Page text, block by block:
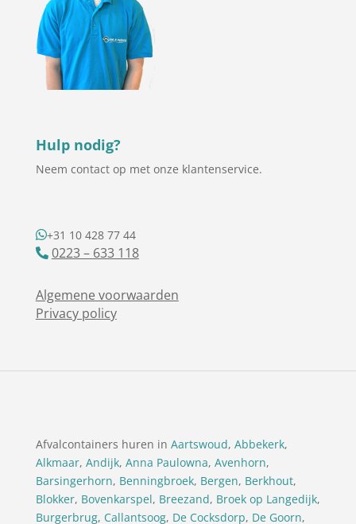
Hulp nodig?
Neem contact op met onze klantenservice.
+31 10 428 77 44
0223 – 633 118
Algemene voorwaarden
Privacy policy
Afvalcontainers huren in Aartswoud, Abbekerk,
Alkmaar, Andijk, Anna Paulowna, Avenhorn,
Barsingerhorn, Benningbroek, Bergen, Berkhout,
Blokker, Bovenkarspel, Breezand, Broek op Langedijk,
Burgerbrug, Callantsoog, De Cocksdorp, De Goorn,